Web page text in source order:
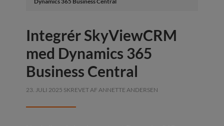
Integrér SkyViewCRM
med Dynamics 365
Business Central
23. JULI 2025 SKREVET AFANNETTE ANDERSEN